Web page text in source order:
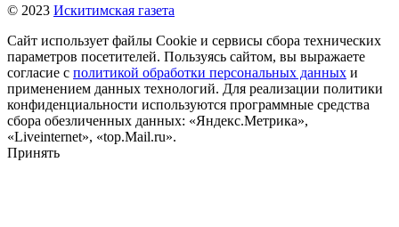
© 2023 Искитимская газета
Сайт использует файлы Cookie и сервисы сбора технических
параметров посетителей. Пользуясь сайтом, вы выражаете
согласие с политикой обработки персональных данных и
применением данных технологий. Для реализации политики
конфиденциальности используются программные средства
сбора обезличенных данных: «Яндекс.Метрика»,
«Liveinternet», «top.Mail.ru».
Принять